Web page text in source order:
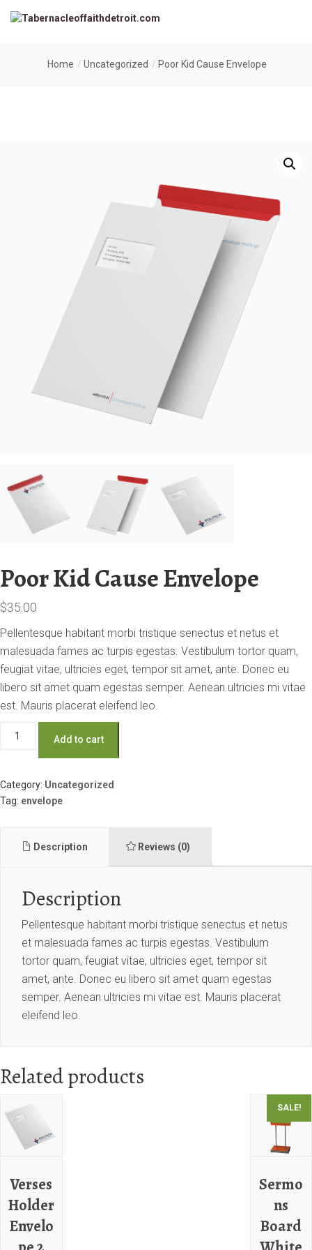
Home Uncategorized Poor Kid Cause Envelope
Poor Kid Cause Envelope
$35.00
Pellentesque habitant morbi tristique senectus et netus et
malesuada fames ac turpis egestas. Vestibulum tortor quam,
feugiat vitae, ultricies eget, tempor sit amet, ante. Donec eu
libero sit amet quam egestas semper. Aenean ultricies mi vitae
est. Mauris placerat eleifend leo.
quantity
Add to cart
Category: Uncategorized
Tag: envelope
Description Reviews (0)
Description
Pellentesque habitant morbi tristique senectus et netus
et malesuada fames ac turpis egestas. Vestibulum
tortor quam, feugiat vitae, ultricies eget, tempor sit
amet, ante. Donec eu libero sit amet quam egestas
semper. Aenean ultricies mi vitae est. Mauris placerat
eleifend leo.
Related products
Verses
Holder
Envelo
SALE!
Sermo
ns
Board